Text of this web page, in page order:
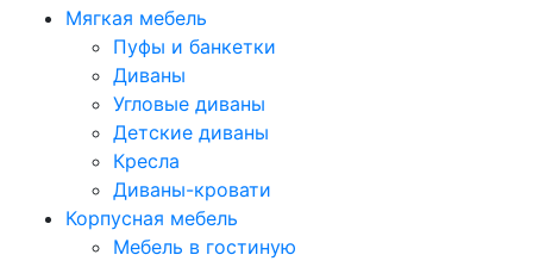
Мягкая мебель
Пуфы и банкетки
Диваны
Угловые диваны
Детские диваны
Кресла
Диваны-кровати
Корпусная мебель
Мебель в гостиную